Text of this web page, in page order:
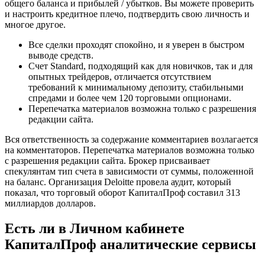
общего баланса и прибылей / убытков. Вы можете проверить
и настроить кредитное плечо, подтвердить свою личность и
многое другое.
Все сделки проходят спокойно, и я уверен в быстром
выводе средств.
Счет Standard, подходящий как для новичков, так и для
опытных трейдеров, отличается отсутствием
требований к минимальному депозиту, стабильными
спредами и более чем 120 торговыми опционами.
Перепечатка материалов возможна только с разрешения
редакции сайта.
Вся ответственность за содержание комментариев возлагается
на комментаторов. Перепечатка материалов возможна только
с разрешения редакции сайта. Брокер присваивает
спекулянтам тип счета в зависимости от суммы, положенной
на баланс. Организация Deloitte провела аудит, который
показал, что торговый оборот КапиталПроф составил 313
миллиардов долларов.
Есть ли в Личном кабинете
КапиталПроф аналитические сервисы